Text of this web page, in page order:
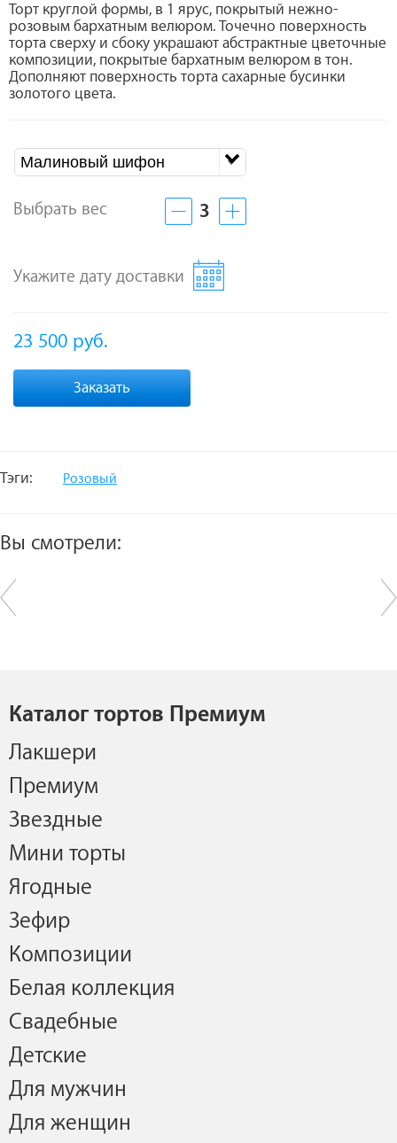
Торт круглой формы, в 1 ярус, покрытый нежно-
розовым бархатным велюром. Точечно поверхность
торта сверху и сбоку украшают абстрактные цветочные
композиции, покрытые бархатным велюром в тон.
Дополняют поверхность торта сахарные бусинки
золотого цвета.
Малиновый шифон
Выбрать вес 3
Укажите дату доставки
23 500 руб.
Заказать
Тэги: Розовый
Вы смотрели:
Каталог тортов Премиум
Лакшери
Премиум
Звездные
Мини торты
Ягодные
Зефир
Композиции
Белая коллекция
Свадебные
Детские
Для мужчин
Для женщин